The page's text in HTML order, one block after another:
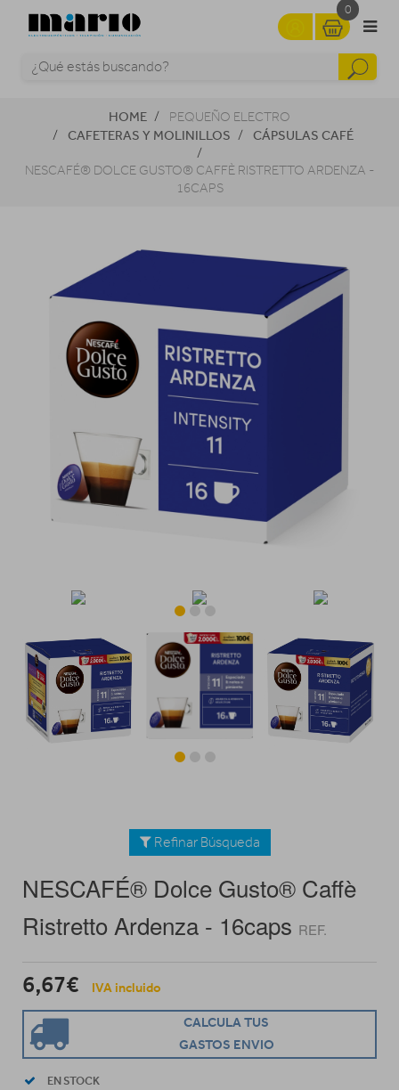
0
HOME PEQUEÑO ELECTRO
CAFETERAS Y MOLINILLOS CÁPSULAS CAFÉ
NESCAFÉ® DOLCE GUSTO® CAFFÈ RISTRETTO ARDENZA -
16CAPS
Refinar Búsqueda
NESCAFÉ® Dolce Gusto® Caffè
Ristretto Ardenza - 16caps REF.
6,67€ IVA incluido
CALCULA TUS
GASTOS ENVIO
EN STOCK